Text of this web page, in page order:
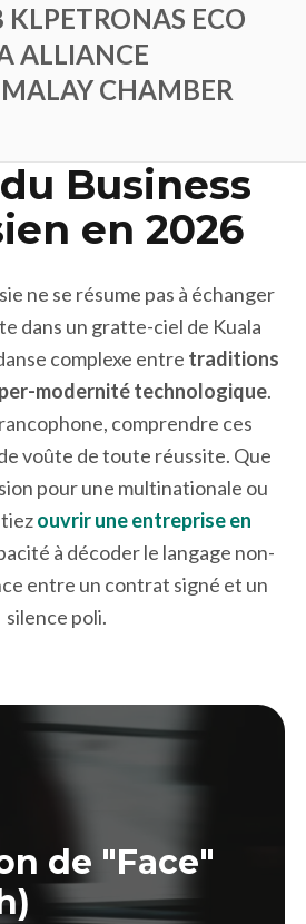
KLPETRONAS ECO
ALLIANCE
CHAMBER
Business
en 2026
ne se résume pas à échanger
dans un gratte-ciel de Kuala
complexe entre traditions
modernité technologique.
comprendre ces
voûte de toute réussite. Que
pour une multinationale ou
ouvrir une entreprise en
à décoder le langage non-
entre un contrat signé et un
silence poli.
de "Face"